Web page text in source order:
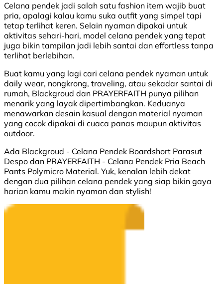
Celana pendek jadi salah satu fashion item wajib buat
pria, apalagi kalau kamu suka outfit yang simpel tapi
tetap terlihat keren. Selain nyaman dipakai untuk
aktivitas sehari-hari, model celana pendek yang tepat
juga bikin tampilan jadi lebih santai dan effortless tanpa
terlihat berlebihan.
Buat kamu yang lagi cari celana pendek nyaman untuk
daily wear, nongkrong, traveling, atau sekadar santai di
rumah, Blackgroud dan PRAYERFAITH punya pilihan
menarik yang layak dipertimbangkan. Keduanya
menawarkan desain kasual dengan material nyaman
yang cocok dipakai di cuaca panas maupun aktivitas
outdoor.
Ada Blackgroud - Celana Pendek Boardshort Parasut
Despo dan PRAYERFAITH - Celana Pendek Pria Beach
Pants Polymicro Material. Yuk, kenalan lebih dekat
dengan dua pilihan celana pendek yang siap bikin gaya
harian kamu makin nyaman dan stylish!